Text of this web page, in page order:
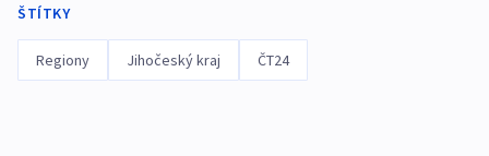
ŠTÍTKY
Regiony Jihočeský kraj ČT24